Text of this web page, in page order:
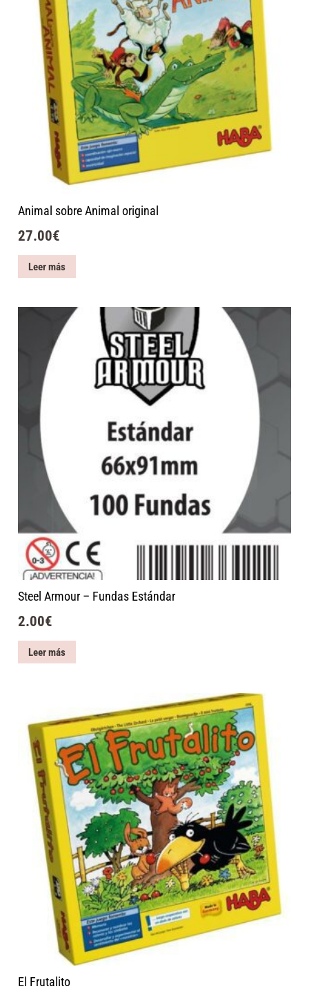
Animal sobre Animal original
27.00€
Leer más
Steel Armour – Fundas Estándar
2.00€
Leer más
El Frutalito